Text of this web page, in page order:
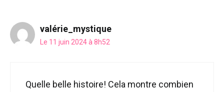
valérie_mystique
Le 11 juin 2024 à 8h52
Quelle belle histoire! Cela montre combien